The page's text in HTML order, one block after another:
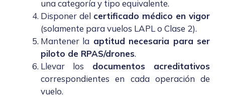
una categoría y tipo equivalente.
Disponer del certificado médico en vigor
(solamente para vuelos LAPL o Clase 2).
Mantener la aptitud necesaria para ser
piloto de RPAS/drones.
Llevar los documentos acreditativos
correspondientes en cada operación de
vuelo.